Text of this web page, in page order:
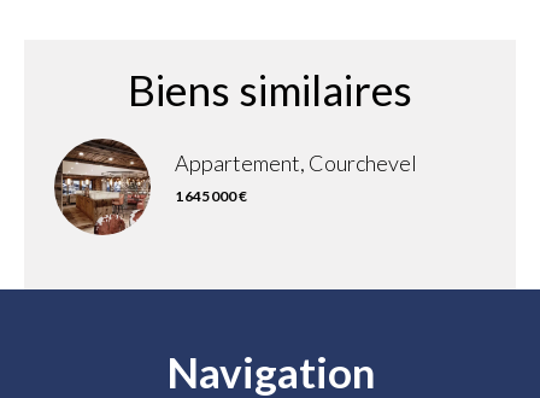
Biens similaires
Appartement, Courchevel
1 645 000 €
Navigation